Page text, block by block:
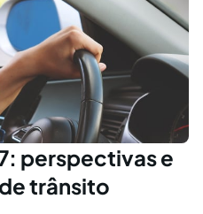
perspectivas e
trânsito